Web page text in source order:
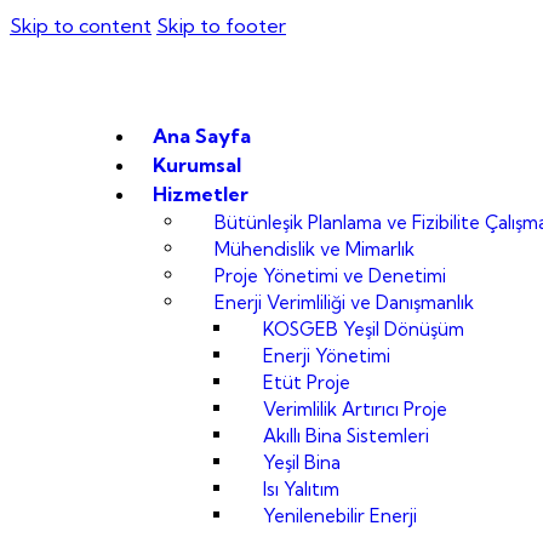
Skip to content Skip to footer
Ana Sayfa
Kurumsal
Hizmetler
Bütünleşik Planlama ve Fizibilite
Mühendislik ve Mimarlık
Proje Yönetimi ve Denetimi
Enerji Verimliliği ve Danışmanlık
KOSGEB Yeşil Dönüşüm
Enerji Yönetimi
Etüt Proje
Verimlilik Artırıcı Proje
Akıllı Bina Sistemleri
Yeşil Bina
Isı Yalıtım
Yenilenebilir Enerji